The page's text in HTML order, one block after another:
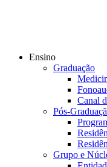
Ensino
Graduação
Canal
Pós-
Grupo e